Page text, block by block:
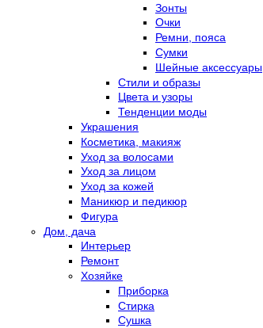
Зонты
Очки
Ремни, пояса
Сумки
Шейные аксессуары
Стили и образы
Цвета и узоры
Тенденции моды
Украшения
Косметика, макияж
Уход за волосами
Уход за лицом
Уход за кожей
Маникюр и педикюр
Фигура
Дом, дача
Интерьер
Ремонт
Хозяйке
Приборка
Стирка
Сушка